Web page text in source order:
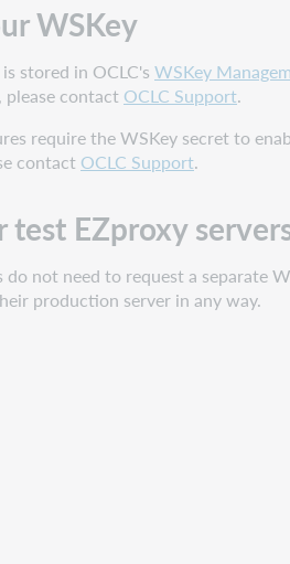
WSKey
stored in OCLC's WSKey
contact OCLC Support.
require the WSKey secret to
contact OCLC Support.
test EZproxy
do not need to request a separate
production server in any way.